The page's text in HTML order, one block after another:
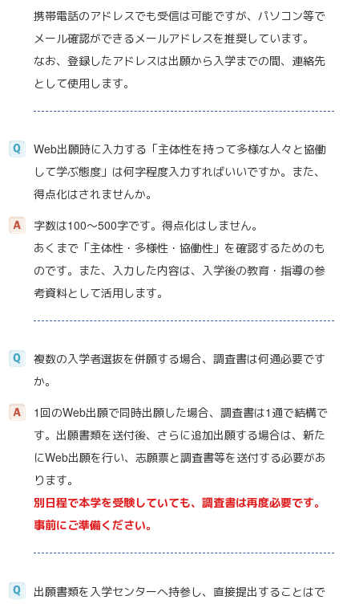
携帯電話のアドレスでも受信は可能ですが、パソコン等で
メール確認ができるメールアドレスを推奨しています。
なお、登録したアドレスは出願から入学までの間、連絡先
として使用します。
Web出願時に入力する「主体性を持って多様な人々と協働
して学ぶ態度」は何字程度入力すればいいですか。また、
得点化はされませんか。
字数は100～500字です。得点化はしません。
あくまで「主体性・多様性・協働性」を確認するためのも
のです。また、入力した内容は、入学後の教育・指導の参
考資料として活用します。
複数の入学者選抜を併願する場合、調査書は何通必要です
か。
1回のWeb出願で同時出願した場合、調査書は1通で結構で
す。出願書類を送付後、さらに追加出願する場合は、新た
にWeb出願を行い、志願票と調査書等を送付する必要があ
ります。
別日程で本学を受験していても、調査書は再度必要です。
事前にご準備ください。
出願書類を入学センターへ持参し、直接提出することはで